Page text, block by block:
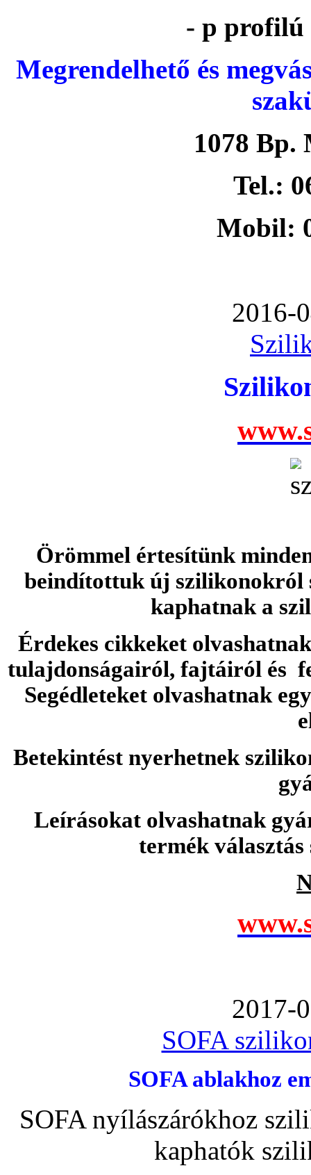
- p profilú
Megrendelhető és
1078 Bp.
Tel.:
Mobil:
2016-
Örömmel értesítünk
beindítottuk új szilikonokról
kaphatnak a
Érdekes cikkeket
tulajdonságairól, fajtáiról és
Segédleteket olvashatnak
Betekintést nyerhetnek
Leírásokat olvashatnak
termék
2017-
SOFA
SOFA ablakhoz
SOFA nyílászárókhoz
kaphatók